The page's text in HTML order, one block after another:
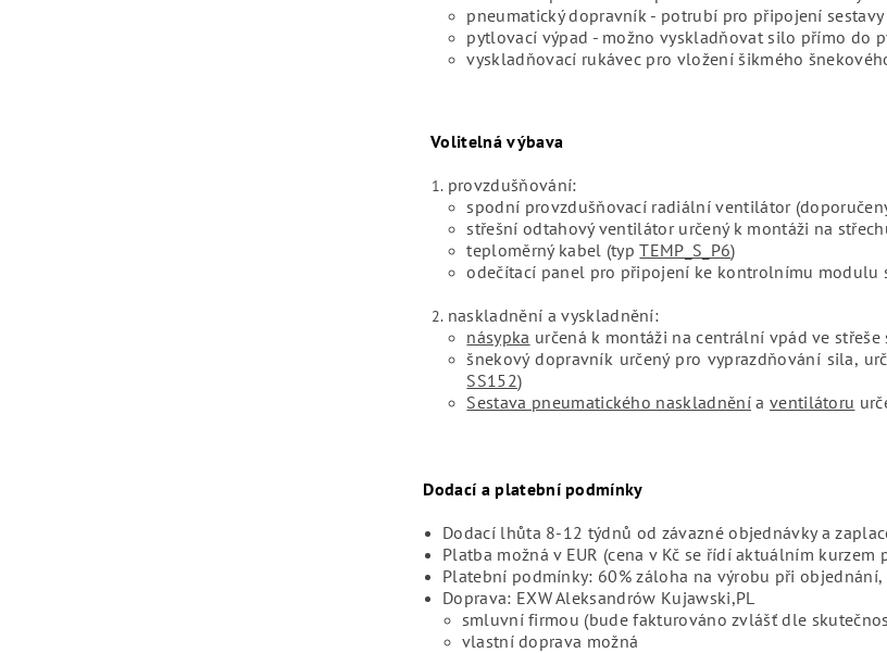
pneumatický dopravník - potrubí pro připojení
pytlovací výpad - možno vyskladňovat silo přímo do
vyskladňovací rukávec pro vložení šikmého
Volitelná výbava
provzdušňování:
spodní provzdušňovací radiální ventilátor
střešní odtahový ventilátor určený k montáži na
teploměrný kabel (typTEMP_S_P6)
odečítací panel pro připojení ke kontrolnímu modulu
naskladnění a vyskladnění:
násypka určená k montáži na centrální vpád ve
šnekový dopravník určený pro vyprazdňování sila,
SS152)
Sestava pneumatického naskladněnía ventilátoru
Dodací a platební podmínky
Dodací lhůta 8-12 týdnů od závazné objednávky a
Platba možná v EUR (cena v Kč se řídí aktuálním
Platební podmínky: 60% záloha na výrobu při
Doprava: EXW Aleksandrów Kujawski,PL
smluvní firmou (bude fakturováno zvlášť dle
vlastní doprava možná